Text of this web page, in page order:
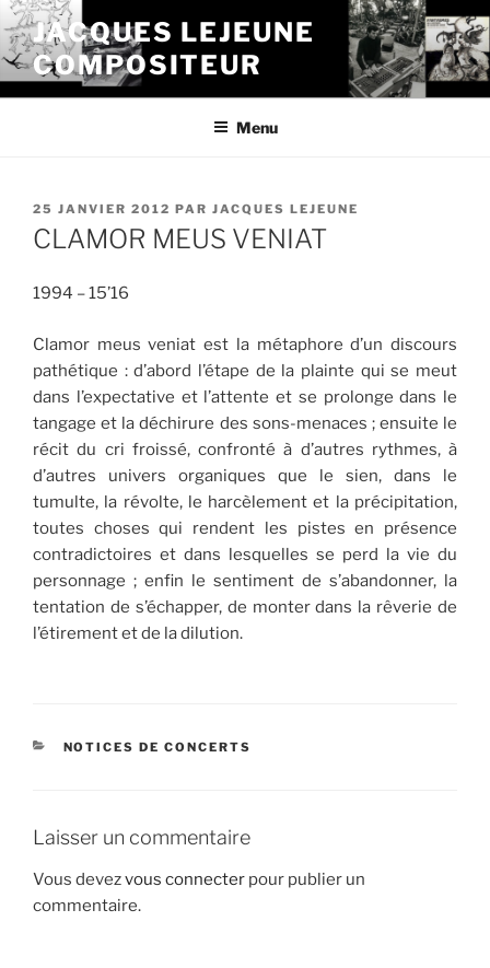
Aller
au
contenu
JACQUES LEJEUNE
COMPOSITEUR
Menu
PUBLIÉ
LE
25 JANVIER 2012 PAR JACQUES LEJEUNE
CLAMOR MEUS VENIAT
1994 – 15’16
Clamor meus veniat est la métaphore d’un discours
pathétique : d’abord l’étape de la plainte qui se meut
dans l’expectative et l’attente et se prolonge dans le
tangage et la déchirure des sons-menaces ; ensuite le
récit du cri froissé, confronté à d’autres rythmes, à
d’autres univers organiques que le sien, dans le
tumulte, la révolte, le harcèlement et la précipitation,
toutes choses qui rendent les pistes en présence
contradictoires et dans lesquelles se perd la vie du
personnage ; enfin le sentiment de s’abandonner, la
tentation de s’échapper, de monter dans la rêverie de
l’étirement et de la dilution.
CATÉGORIES
NOTICES DE CONCERTS
Laisser un commentaire
Vous devezvous connecter pour publier un
commentaire.